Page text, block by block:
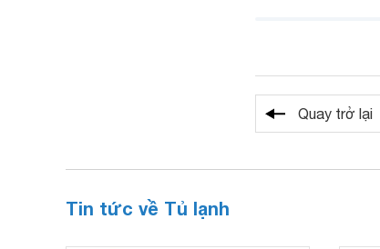
Quay trở lại
Tin tức về Tủ lạnh